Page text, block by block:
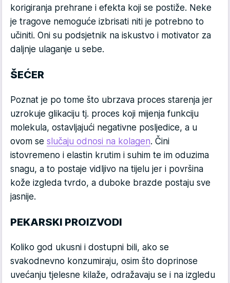
korigiranja prehrane i efekta koji se postiže. Neke
je tragove nemoguće izbrisati niti je potrebno to
učiniti. Oni su podsjetnik na iskustvo i motivator za
daljnje ulaganje u sebe.
ŠEĆER
Poznat je po tome što ubrzava proces starenja jer
uzrokuje glikaciju tj. proces koji mijenja funkciju
molekula, ostavljajući negativne posljedice, a u
ovom se slučaju odnosi na kolagen. Čini
istovremeno i elastin krutim i suhim te im oduzima
snagu, a to postaje vidljivo na tijelu jer i površina
kože izgleda tvrdo, a duboke brazde postaju sve
jasnije.
PEKARSKI PROIZVODI
Koliko god ukusni i dostupni bili, ako se
svakodnevno konzumiraju, osim što doprinose
uvećanju tjelesne kilaže, odražavaju se i na izgledu